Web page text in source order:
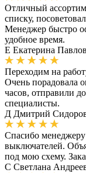
Отличный
списку,
Менеджер быстро
удобное время.
Е Екатерина
Переходим на
Очень порадовала
часов, отправили
специалисты.
Д Дмитрий
Спасибо
выключателей.
под мою схему.
С Светлана